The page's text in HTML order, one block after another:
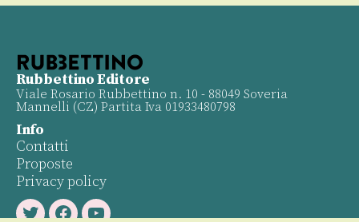
Rubbettino Editore
Viale Rosario Rubbettino n. 10 - 88049 Soveria
Mannelli (CZ) Partita Iva 01933480798
Info
Contatti
Proposte
Privacy policy